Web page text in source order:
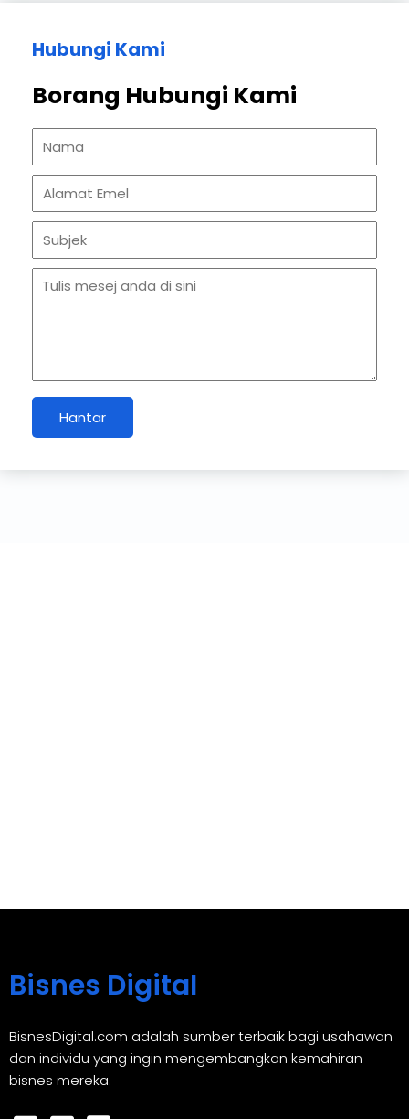
Hubungi Kami
Borang Hubungi Kami
Hantar
Bisnes Digital
BisnesDigital.com adalah sumber terbaik bagi usahawan
dan individu yang ingin mengembangkan kemahiran
bisnes mereka.